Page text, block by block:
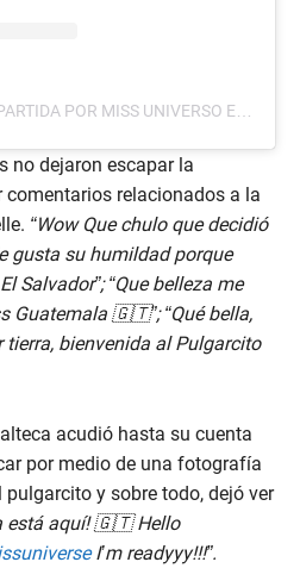
UNA PUBLICACIÓN COMPARTIDA POR MISS UNIVERSO EL SALVADOR (@MISSUNIVERSOSV)
no dejaron escapar la
relacionados a la
“Wow Que chulo que decidió
gusta su humildad porque
Salvador”; “Que belleza me
Guatemala 🇬🇹”; “Qué bella,
bienvenida al Pulgarcito
acudió hasta su cuenta
por medio de una fotografía
pulgarcito y sobre todo, dejó ver
está aquí! 🇬🇹 Hello
I’m readyyy!!!”.